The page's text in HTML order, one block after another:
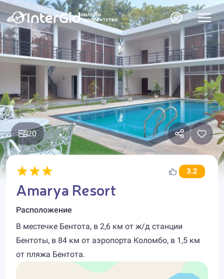
20
3.2
Amarya Resort
Расположение
В местечке Бентота, в 2,6 км от ж/д станции
Бентоты, в 84 км от аэропорта Коломбо, в 1,5 км
от пляжа Бентота.